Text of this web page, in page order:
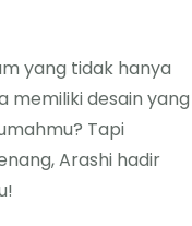
yang tidak hanya
memiliki desain yang
Tapi
Arashi hadir